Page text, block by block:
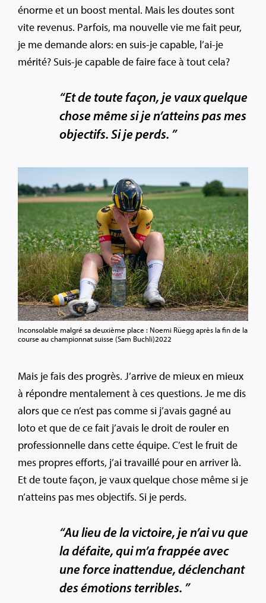
énorme et un boost mental. Mais les doutes sont
vite revenus. Parfois, ma nouvelle vie me fait peur,
je me demande alors: en suis-je capable, l’ai-je
mérité? Suis-je capable de faire face à tout cela?
“Et de toute façon, je vaux quelque
chose même si je n’atteins pas mes
objectifs. Si je perds. ”
Inconsolable malgré sa deuxième place : Noemi Rüegg après la fin de la
course au championnat suisse (Sam Buchli)2022
Mais je fais des progrès. J’arrive de mieux en mieux
à répondre mentalement à ces questions. Je me dis
alors que ce n’est pas comme si j’avais gagné au
loto et que de ce fait j’avais le droit de rouler en
professionnelle dans cette équipe. C’est le fruit de
mes propres efforts, j’ai travaillé pour en arriver là.
Et de toute façon, je vaux quelque chose même si je
n’atteins pas mes objectifs. Si je perds.
“Au lieu de la victoire, je n’ai vu que
la défaite, qui m’a frappée avec
une force inattendue, déclenchant
des émotions terribles. ”